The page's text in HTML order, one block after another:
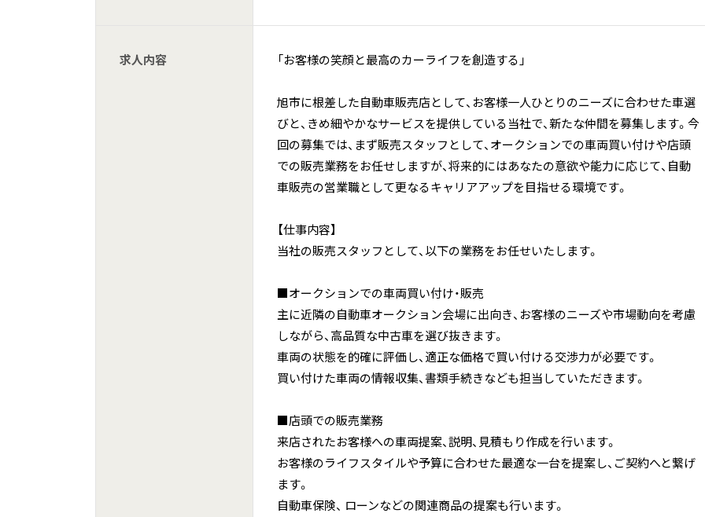
求人内容 「お客様の笑顔と最高のカーライフを創造する」
旭市に根差した自動車販売店として、お客様一人ひとりのニーズに合わせた車選
びと、きめ細やかなサービスを提供している当社で、新たな仲間を募集します。今
回の募集では、まず販売スタッフとして、オークションでの車両買い付けや店頭
での販売業務をお任せしますが、将来的にはあなたの意欲や能力に応じて、自動
車販売の営業職として更なるキャリアアップを目指せる環境です。
【仕事内容】
当社の販売スタッフとして、以下の業務をお任せいたします。
■オークションでの車両買い付け・販売
主に近隣の自動車オークション会場に出向き、お客様のニーズや市場動向を考慮
しながら、高品質な中古車を選び抜きます。
車両の状態を的確に評価し、適正な価格で買い付ける交渉力が必要です。
買い付けた車両の情報収集、書類手続きなども担当していただきます。
■店頭での販売業務
来店されたお客様への車両提案、説明、見積もり作成を行います。
お客様のライフスタイルや予算に合わせた最適な一台を提案し、ご契約へと繋げ
ます。
自動車保険、 ローンなどの関連商品の提案も行います。